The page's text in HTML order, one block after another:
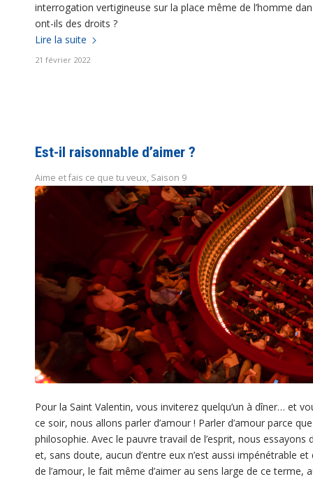
interrogation vertigineuse sur la place même de l’homme
ont-ils des droits ?
Lire la suite
21 février 2022
Est-il raisonnable d’aimer ?
Aime et fais ce que tu veux, Saison 9
Pour la Saint Valentin, vous inviterez quelqu’un à dîner… et
ce soir, nous allons parler d’amour ! Parler d’amour parce
philosophie. Avec le pauvre travail de l’esprit, nous
et, sans doute, aucun d’entre eux n’est aussi impénétrable
de l’amour, le fait même d’aimer au sens large de ce